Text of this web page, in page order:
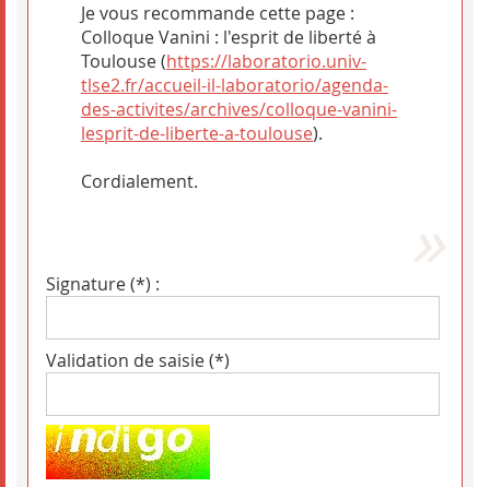
Je vous recommande cette page :
Colloque Vanini : l'esprit de liberté à
Toulouse (https://laboratorio.univ-
tlse2.fr/accueil-il-laboratorio/agenda-
des-activites/archives/colloque-vanini-
lesprit-de-liberte-a-toulouse).
Cordialement.
Signature (*) :
Validation de saisie (*)